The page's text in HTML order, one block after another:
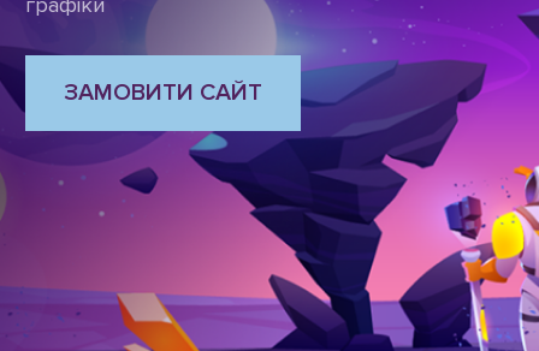
ЗАМОВИТИ САЙТ